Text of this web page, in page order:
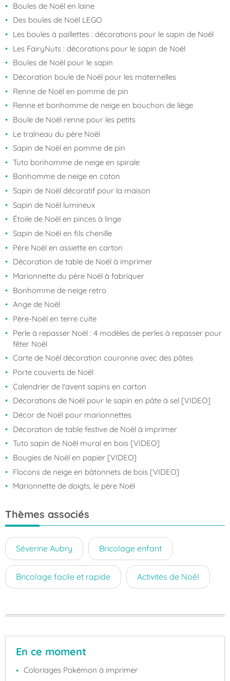
Boules de Noël en laine
Des boules de Noël LEGO
Les boules à paillettes : décorations pour le sapin de Noël
Les FairyNuts : décorations pour le sapin de Noël
Boules de Noël pour le sapin
Décoration boule de Noël pour les maternelles
Renne de Noël en pomme de pin
Renne et bonhomme de neige en bouchon de liège
Boule de Noël renne pour les petits
Le traîneau du père Noël
Sapin de Noël en pomme de pin
Tuto bonhomme de neige en spirale
Bonhomme de neige en coton
Sapin de Noël décoratif pour la maison
Sapin de Noël lumineux
Étoile de Noël en pinces à linge
Sapin de Noël en fils chenille
Père Noël en assiette en carton
Décoration de table de Noël à imprimer
Marionnette du père Noël à fabriquer
Bonhomme de neige retro
Ange de Noël
Père-Noël en terre cuite
Perle à repasser Noël : 4 modèles de perles à repasser pour
fêter Noël
Carte de Noël décoration couronne avec des pâtes
Porte couverts de Noël
Calendrier de l'avent sapins en carton
Décorations de Noël pour le sapin en pâte à sel [VIDEO]
Décor de Noël pour marionnettes
Décoration de table festive de Noël à imprimer
Tuto sapin de Noël mural en bois [VIDEO]
Bougies de Noël en papier [VIDEO]
Flocons de neige en bâtonnets de bois [VIDEO]
Marionnette de doigts, le père Noël
Thèmes associés
Séverine Aubry Bricolage enfant
Bricolage facile et rapide Activités de Noël
En ce moment
Coloriages Pokémon à imprimer